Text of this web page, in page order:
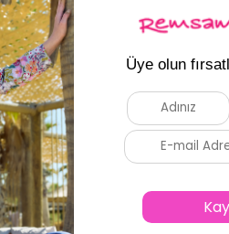
kapalı bir görünüm sağlar.
esnekliğini destekler.
kumaşın yapısında birikme
Benzer Ürünler
Yeni